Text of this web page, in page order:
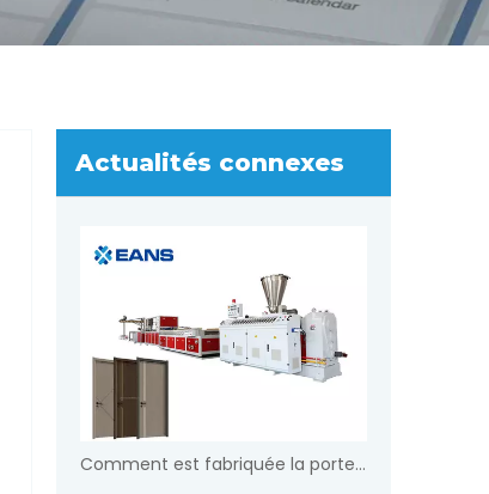
Actualités connexes
Comment est fabriquée la porte WPC